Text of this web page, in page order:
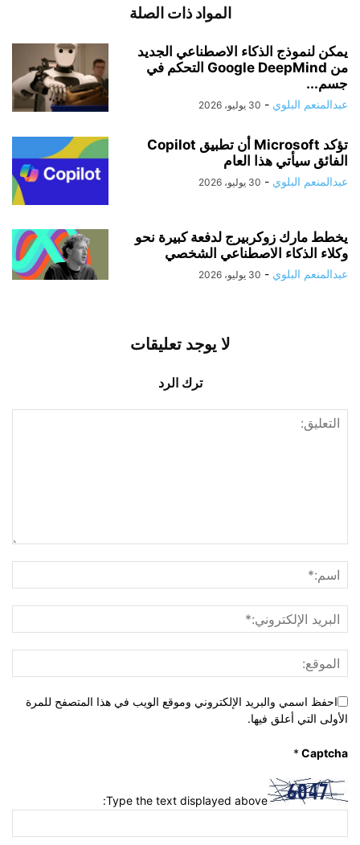
المواد ذات الصلة
يمكن لنموذج الذكاء الاصطناعي الجديد
من Google DeepMind التحكم في
جسم...
عبدالمنعم البلوي - 30 يوليو، 2026
تؤكد Microsoft أن تطبيق Copilot
الفائق سيأتي هذا العام
عبدالمنعم البلوي - 30 يوليو، 2026
يخطط مارك زوكربيرج لدفعة كبيرة نحو
وكلاء الذكاء الاصطناعي الشخصي
عبدالمنعم البلوي - 30 يوليو، 2026
لا يوجد تعليقات
ترك الرد
احفظ اسمي والبريد الإلكتروني وموقع الويب في هذا المتصفح للمرة
الأولى التي أعلق فيها.
Captcha
*
Type the text displayed above: